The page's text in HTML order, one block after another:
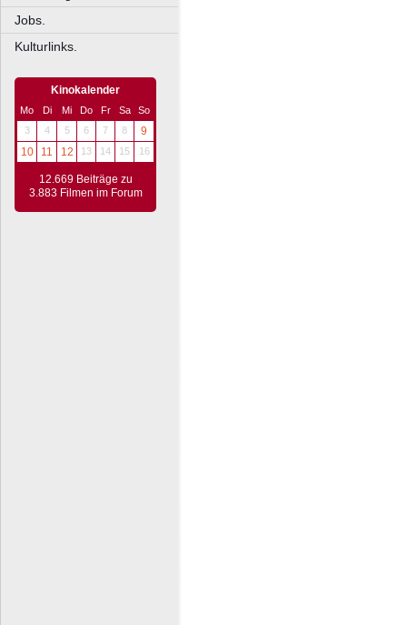
Jobs.
Kulturlinks.
Kinokalender
Mo Di Mi Do Fr Sa
So
3
4 5 6 7 8
9
10
11 12 13 14 15 16
12.669 Beiträge zu
3.883 Filmen im Forum